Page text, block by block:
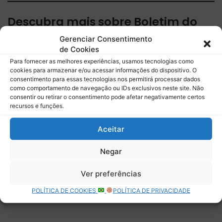
Gerenciar Consentimento
de Cookies
Para fornecer as melhores experiências, usamos tecnologias como
cookies para armazenar e/ou acessar informações do dispositivo. O
consentimento para essas tecnologias nos permitirá processar dados
como comportamento de navegação ou IDs exclusivos neste site. Não
consentir ou retirar o consentimento pode afetar negativamente certos
recursos e funções.
Aceitar
Negar
Ver preferências
POLÍTICA DE COOKIES POLÍTICA DE PRIVACIDADE
Descubra mais sobre Boletim do
Paddock
Assine para receber nossas notícias mais recentes por e-
mail.
Digite seu e-mail…
Assinar